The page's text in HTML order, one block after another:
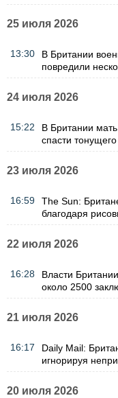
25 июля 2026
13:30
В Британии
повредили
24 июля 2026
15:22
В Британии
спасти
23 июля 2026
16:59
The Sun:
благодаря
22 июля 2026
16:28
Власти
около 2500
21 июля 2026
16:17
Daily Mail:
игнорируя
20 июля 2026